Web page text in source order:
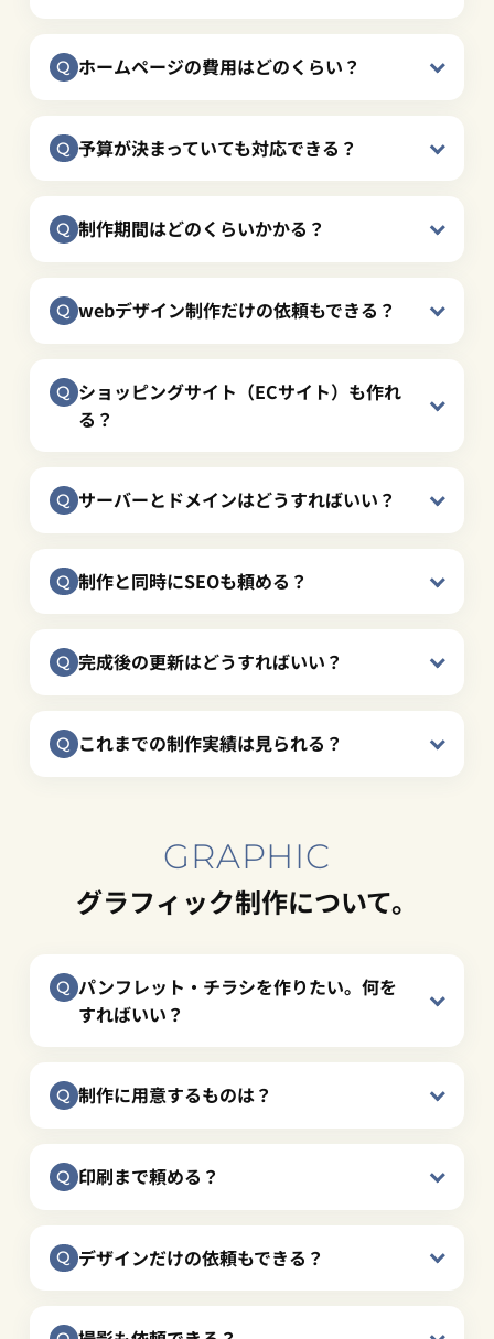
ホームページの費用はどのくらい？
予算が決まっていても対応できる？
制作期間はどのくらいかかる？
webデザイン制作だけの依頼もできる？
ショッピングサイト（ECサイト）も作れ
る？
サーバーとドメインはどうすればいい？
制作と同時にSEOも頼める？
完成後の更新はどうすればいい？
これまでの制作実績は見られる？
GRAPHIC
グラフィック制作について。
パンフレット・チラシを作りたい。何を
すればいい？
制作に用意するものは？
印刷まで頼める？
デザインだけの依頼もできる？